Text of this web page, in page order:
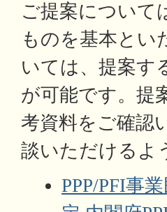
ご提案について
ものを基本とい
いては、提案す
が可能です。提
考資料をご確認
談いただけるよ
PPP/PFI事